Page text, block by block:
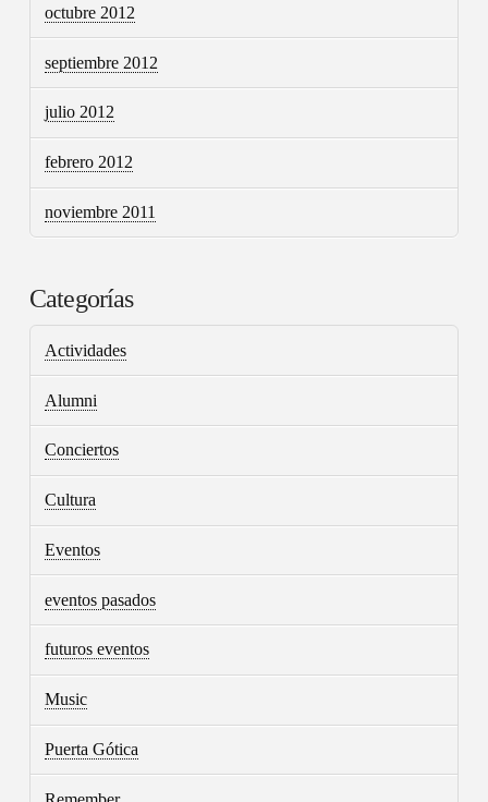
octubre 2012
septiembre 2012
julio 2012
febrero 2012
noviembre 2011
Categorías
Actividades
Alumni
Conciertos
Cultura
Eventos
eventos pasados
futuros eventos
Music
Puerta Gótica